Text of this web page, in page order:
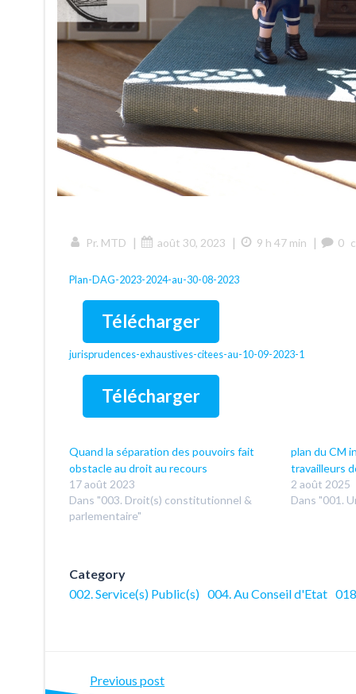
Pr. MTD | août 30, 2023 | 9 h 47 min | 0
Plan-DAG-2023-2024-au-30-08-2023
Télécharger
jurisprudences-exhaustives-citees-au-10-09-2023-1
Télécharger
Quand la séparation des pouvoirs fait
obstacle au droit au recours
17 août 2023
Dans "003. Droit(s) constitutionnel &
parlementaire"
plan du CM
travailleurs
2 août 2025
Dans "001.
Category
002. Service(s) Public(s) 004. Au Conseil d'Etat
Previous post